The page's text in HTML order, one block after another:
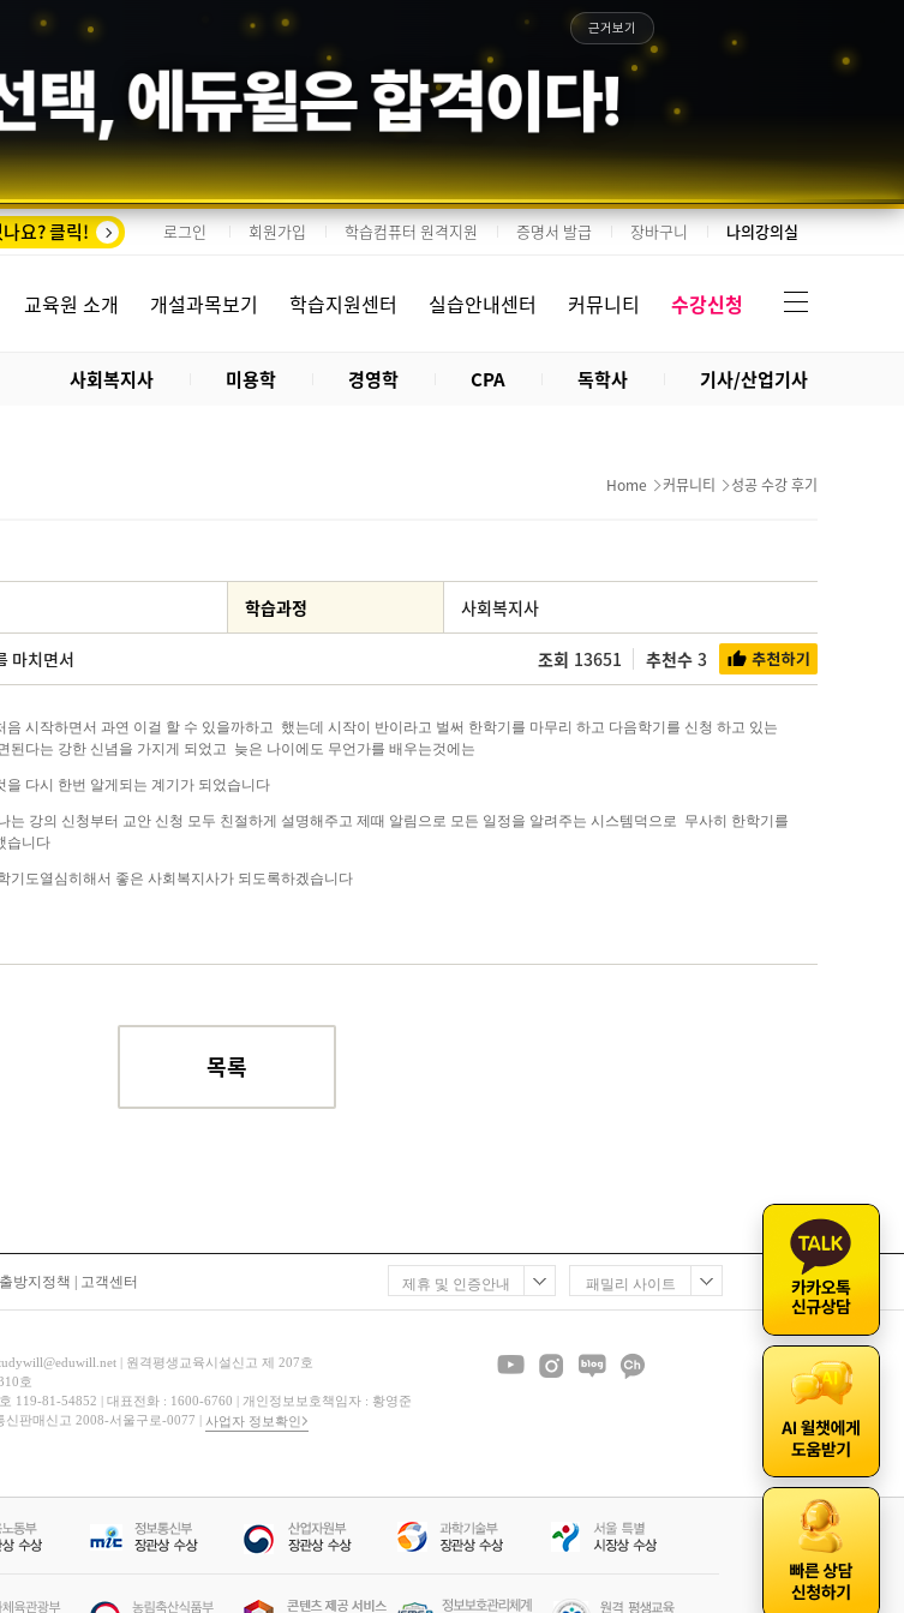
택,에듀윌은 합격이다!
근거보기
요? 클릭! 로그인 회원가입 학습컴퓨터 원격지원 증명서 발급 장바구니 나의강의실
교육원 소개 개설과목보기 학습지원센터 실습안내센터 커뮤니티 수강신청
사회복지사 미용학 경영학 CPA 독학사 기사/산업기사
Home 커뮤니티 성공 수강 후기
학습과정 사회복지사
마치면서 조회 13651 추천수 3
목록
방지정책 고객센터
| 원격평생교육시설신고 제 207호
호
119-81-54852 | 대표전화 : 1600-6760 | 개인정보보호책임자 : 황영준
신판매신고 2008-서울구로-0077 | 사업자 정보확인
패밀리 사이트
제휴 및 인증안내